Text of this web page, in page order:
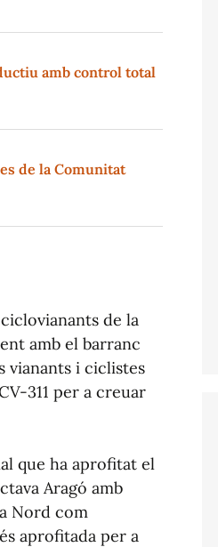
amb control total
de la Comunitat
de la
amb el barranc
vianants i ciclistes
311 per a creuar
que ha aprofitat el
Aragó amb
Nord com
aprofitada per a